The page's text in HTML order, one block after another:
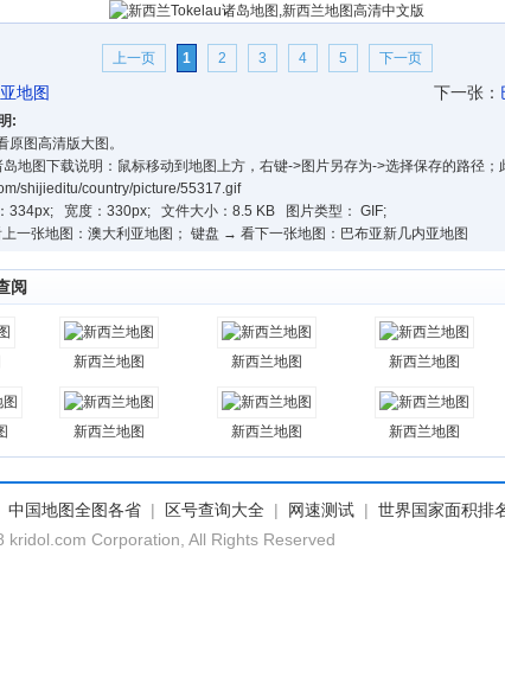
上一页 1 2 3 4 5 下一页
地图 下一张：
:
原图高清版大图。
地图下载说明：鼠标移动到地图上方，右键->图片另存为->选择保存的路径；
shijieditu/country/picture/55317.gif
334px; 宽度：330px; 文件大小：8.5 KB 图片类型： GIF;
一张地图：澳大利亚地图； 键盘 → 看下一张地图：巴布亚新几内亚地图
阅
新西兰地图 新西兰地图 新西兰地图
新西兰地图 新西兰地图 新西兰地图
中国地图全图各省 | 区号查询大全 | 网速测试 | 世界国家面积排
Corporation, All Rights Reserved